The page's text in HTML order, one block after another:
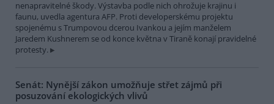
nenapravitelné škody. Výstavba podle nich ohrožuje krajinu i
faunu, uvedla agentura AFP. Proti developerskému projektu
spojenému s Trumpovou dcerou Ivankou a jejím manželem
Jaredem Kushnerem se od konce května v Tiraně konají pravidelné
protesty.
Senát: Nynější zákon umožňuje střet zájmů při
posuzování ekologických vlivů